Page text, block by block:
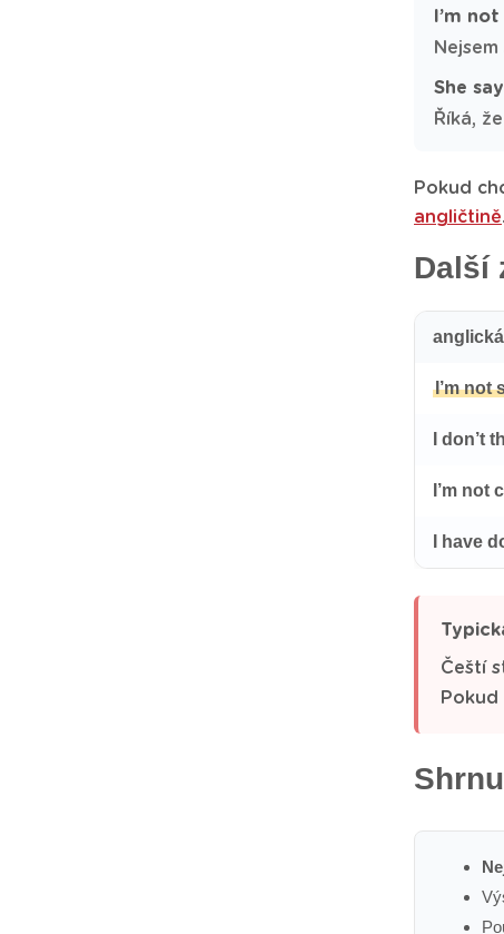
I’m
She
Říká,
Pokud
angličtině.
Další
I’m not
I don’t
I’m
I have
Čeští